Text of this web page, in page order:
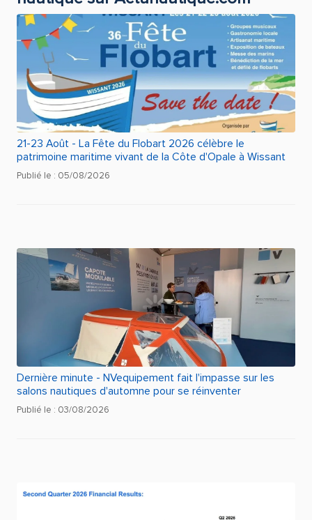
21-23 Août - La Fête du Flobart 2026 célèbre le
patrimoine maritime vivant de la Côte d'Opale à Wissant
Publié le : 05/08/2026
Dernière minute - NVequipement fait l'impasse sur les
salons nautiques d'automne pour se réinventer
Publié le : 03/08/2026